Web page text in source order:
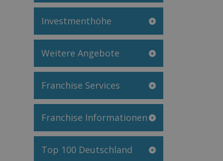
Investmenthöhe
Weitere Angebote
Franchise Services
Franchise Informationen
Top 100 Deutschland